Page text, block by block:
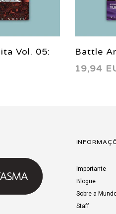
Vol. 05:
1998
Battle
Angel of
19,94
Importante
Blogue
Sobre a
Staff